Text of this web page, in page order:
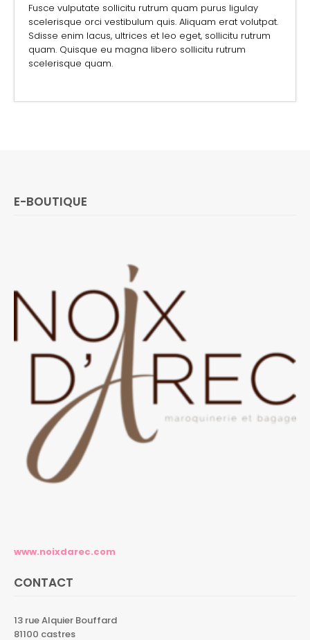
Fusce vulputate sollicitu rutrum quam purus ligulay
scelerisque orci vestibulum quis. Aliquam erat volutpat.
Sdisse enim lacus, ultrices et leo eget, sollicitu rutrum
quam. Quisque eu magna libero sollicitu rutrum
scelerisque quam.
E-BOUTIQUE
www.noixdarec.com
CONTACT
13 rue Alquier Bouffard
81100 castres